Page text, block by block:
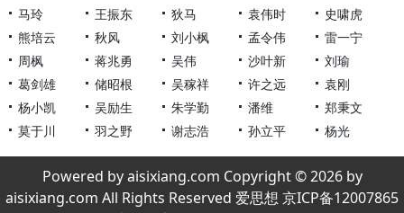
马玲
王振东 狄马 袁伟时
史啸虎
熊培云
秋风 刘小枫 孟令伟
雷一宁
周枫
蒋兆勇 吴伟 沙叶新
刘瑜
葛剑雄
储昭根 吴稼祥 许之远
袁刚
杨小凯
吴励生 朱学勤 潘维
郑秉文
莫于川
羽之野 谢志浩 孙立平 杨光
Powered by aisixiang.com Copyright © 2026 by
aisixiang.com All Rights Reserved 爱思想 京ICP备12007865